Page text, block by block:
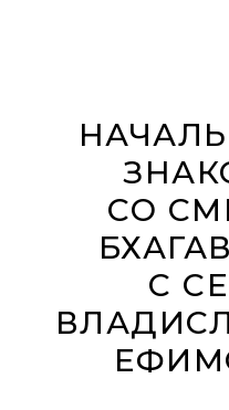
СО
C